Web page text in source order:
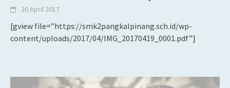
20 April 2017
[gview file=”https://smk2pangkalpinang.sch.id/wp-
content/uploads/2017/04/IMG_20170419_0001.pdf”]